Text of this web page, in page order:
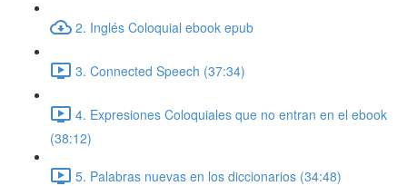
2. Inglés Coloquial ebook epub
3. Connected Speech (37:34)
4. Expresiones Coloquiales que no entran en el ebook
(38:12)
5. Palabras nuevas en los diccionarios (34:48)